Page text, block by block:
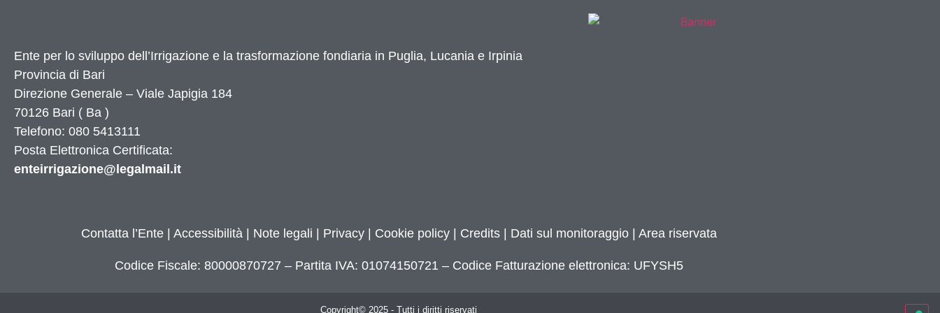
Ente per lo sviluppo dell’Irrigazione e la trasformazione fondiaria in Puglia, Lucania e Irpinia
Provincia di Bari
Direzione Generale – Viale Japigia 184
70126 Bari ( Ba )
Telefono: 080 5413111
Posta Elettronica Certificata:
enteirrigazione@legalmail.it
Contatta l’Ente| Accessibilità| Note legali Privacy| Cookie policy| Credits| Dati sul monitoraggio | Area riservata
Codice Fiscale: 80000870727 – Partita IVA: 01074150721 – Codice Fatturazione elettronica: UFYSH5
Copyright© 2025 - Tutti i diritti riservati